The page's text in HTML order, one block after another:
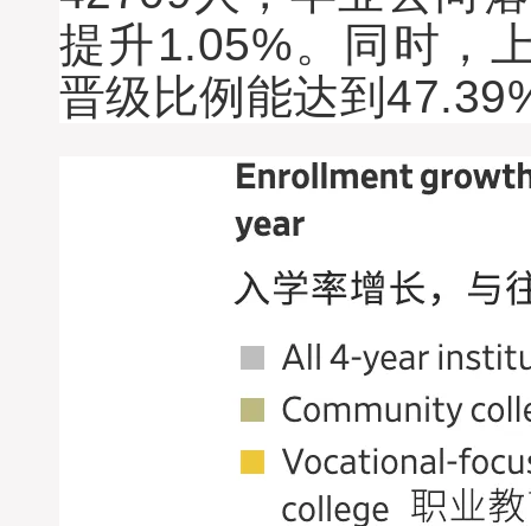
提升1.05%。同时，
晋级比例能达到